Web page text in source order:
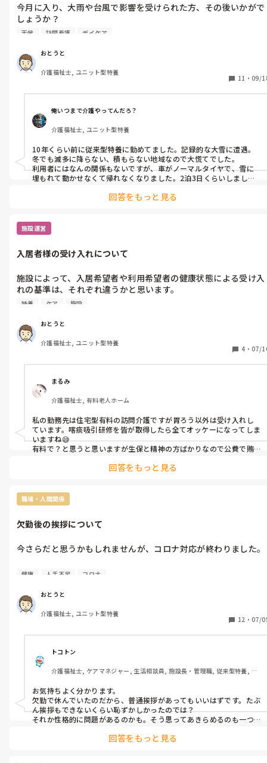
今月に入り、大雨や台風で影響を受けられた方、その後いかがで
しょうか？
休業や、送迎業務や移動で、雨に濡れたり風に吹かれたりしなが
ら勤務されたと思います。
ちなみに私事ですが、過去に勤務していたデイサービス（現在は
閉鎖してます）で、台風が接近しているにも関わらず、本社側か
ら臨時休業の指示はなく、「ご利用者様からお休みの連絡が来た
ら、ご自宅の中より施設の建物の中のほうが安全だからと伝えて
来てもらうように」と、ご利用者様や職員の安全より、利益を追
求したと思われる意味不明な指示がありました。
施設の建物の中は安全かもしれないですが、本社側からは、送迎
て転倒したりするかもしれない危険性については、一言もありま
しかし、本社側の指示に反して、ご利用者様からお休みの連絡が
立て続けに入り、利用されたのは片手で足りるくらいの人数でし
まで気を付けてお送りさせていただいた思い出があります。
天候 訪問看護 デイケア
おとうと
介護福祉士, ユニット型特養
11 ・ 09/
俺いつまで介護やってんだろ？
介護福祉士, ユニット型特養
10年くらい前に従来型特養に勤めてました。記録的な大雪に遭遇。
冬でも滅多に降らない、積もらない地域なので大慌てでした。
利用者にはなんの関係もないですが、車がノーマルタイヤで、雪に
埋もれて動かせなくて帰れなくなりました。2泊3日くらいしまし
コンビニ飯を食らい、デイサービスの畳部屋に布団敷いて寝てまし
でもあの大雪のおかげで利用者に雪だるま見せることができたので
回答をもっと見る
施設運営
入居者様の受け入れについて
施設によって、入居希望者や利用希望者の健康状態による受け入
れの基準は、それぞれ違うかと思います。
自分の今の勤務先は特養ですが、知っている限り、バルーン、パ
能です。
勤務が長い職員が言うには、「この施設は料金が比較的安いし、
他の施設が受け入れない健康状態でも受け入れている」とのこ
これらの健康状態があるからといって、特に問題があるわけでは
ないですが、みなさんの勤務先の受け入れの基準はどんな感じで
しょうか？
特養 ケア 施設
おとうと
介護福祉士, ユニット型特養
4 ・ 07/
まるみ
介護福祉士, 有料老人ホーム
私の勤務先は住宅型有料の訪問介護ですが胃ろう以外は受け入れし
ています。喀痰吸引研修を皆が取得したら全てオッケーになってしま
いますね😅
有料で？と思うと思いますが生保と精神の方ばかりなので公費で賄
回答をもっと見る
職場・人間関係
欠勤後の挨拶について
今さらだと思うかもしれませんが、コロナ対応が終わりました。
自分だけが非感染で、他の職員が感染したため、他の職員に色々
その中に、欠勤後の挨拶なく、出勤した途端に業務を始めたおば
さん職員ＡとＢがいました。
普通かどうかわかりませんが、何か挨拶があっても良いかと思い
自分が細か過ぎますでしょうか？
健康 人手不足 コロナ
おとうと
介護福祉士, ユニット型特養
12 ・ 07/
トコトン
介護福祉士, ケアマネジャー, 生活相談員, 施設長・管理職, 従来型特養, 介
お気持ちよく分かります。
欠勤で休んでいたのだから、普通挨拶があってもいいはずです。たぶ
ん挨拶もできないくらい恥ずかしかったのでは？
それか性格的に問題があるのかも。そう思ってあきらめるのも一つ
決して細かすぎるとは思いませんよ。。
回答をもっと見る